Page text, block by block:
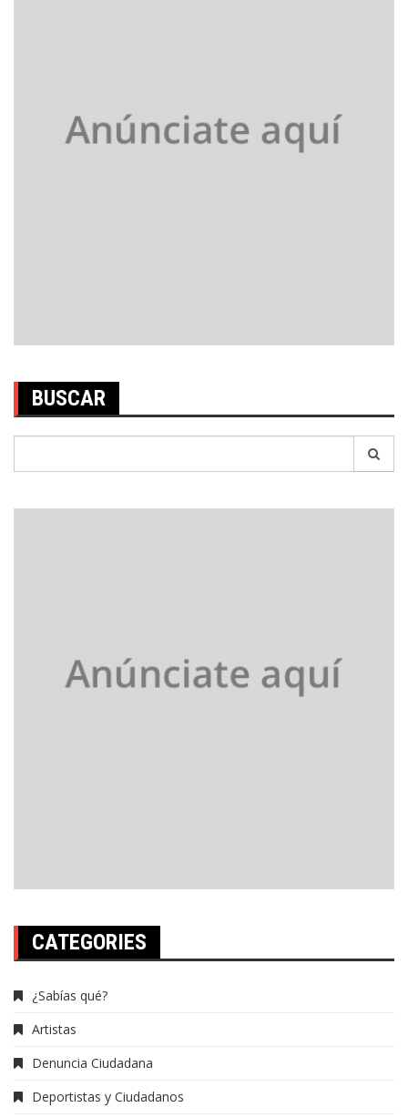
BUSCAR
CATEGORIES
¿Sabías qué?
Artistas
Denuncia Ciudadana
Deportistas y Ciudadanos